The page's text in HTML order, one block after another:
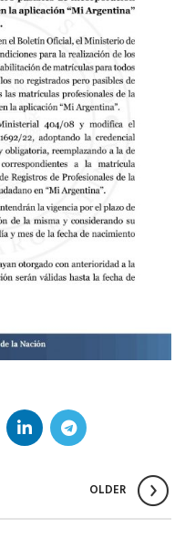
OLDER